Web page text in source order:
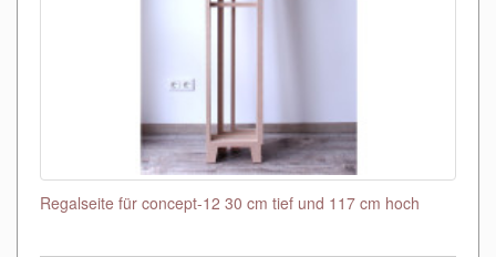
Regalseite für concept-12 30 cm tief und 117 cm hoch